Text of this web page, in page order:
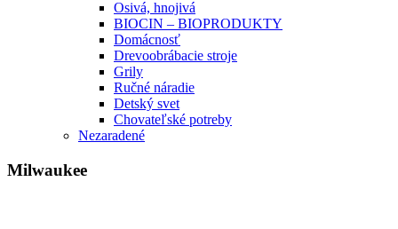
Osivá, hnojivá
BIOCIN – BIOPRODUKTY
Domácnosť
Drevoobrábacie stroje
Grily
Ručné náradie
Detský svet
Chovateľské potreby
Nezaradené
Milwaukee